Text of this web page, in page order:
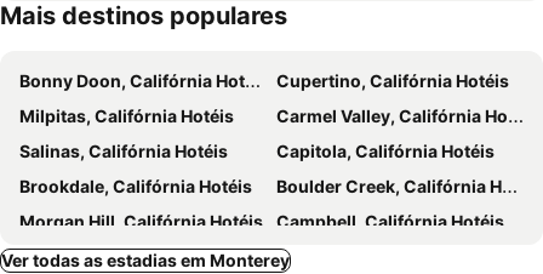
Mais destinos populares
Bonny Doon, Califórnia Hotéis
Cupertino, Califórnia Hotéis
Milpitas, Califórnia Hotéis
Carmel Valley, Califórnia Hotéis
Salinas, Califórnia Hotéis
Capitola, Califórnia Hotéis
Brookdale, Califórnia Hotéis
Boulder Creek, Califórnia Hotéis
Morgan Hill, Califórnia Hotéis
Campbell, Califórnia Hotéis
Fresno, Califórnia Hotéis
Los Banos, Califórnia Hotéis
Ver todas as estadias em Monterey